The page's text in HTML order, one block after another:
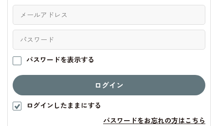
パスワードを表示する
ログインしたままにする
パスワードをお忘れの方はこちら